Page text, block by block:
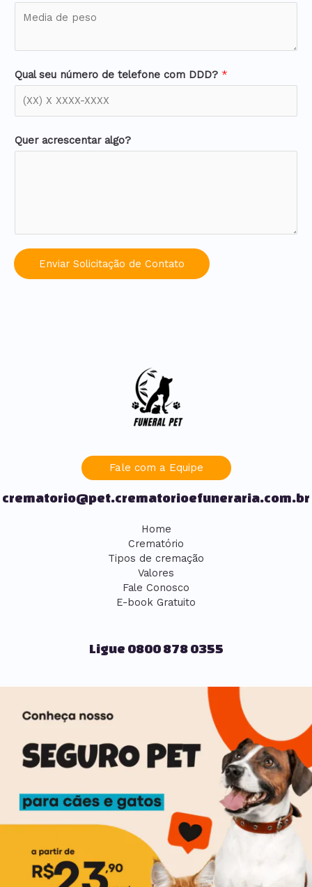
Qual seu número de telefone com DDD? *
Quer acrescentar algo?
Enviar Solicitação de Contato
Fale com a Equipe
crematorio@pet.crematorioefuneraria.com.br
Home
Crematório
Tipos de cremação
Valores
Fale Conosco
E-book Gratuito
Ligue 0800 878 0355